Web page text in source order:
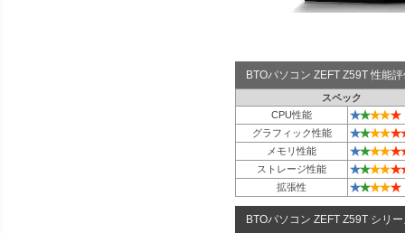
BTOパソコン ZEFT Z59T 性能
スペック
CPU性能
★★★★★
グラフィック性能 ★★★★★
メモリ性能 ★★★★★
ストレージ性能 ★★★★★
拡張性 ★★★★★
BTOパソコン ZEFT Z59T シリ